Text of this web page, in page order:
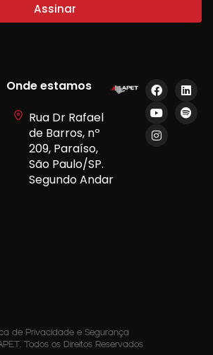
Assinar
Onde estamos
Rua Dr Rafael
de Barros, nº
209, Paraíso,
São Paulo/SP.
Segundo Andar
de Privacidade e Segurança
Todos os Direitos Reservados